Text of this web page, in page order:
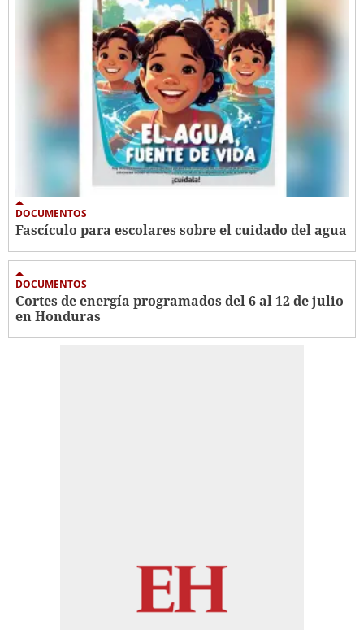
DOCUMENTOS
Fascículo para escolares sobre el cuidado del agua
DOCUMENTOS
Cortes de energía programados del 6 al 12 de julio
en Honduras